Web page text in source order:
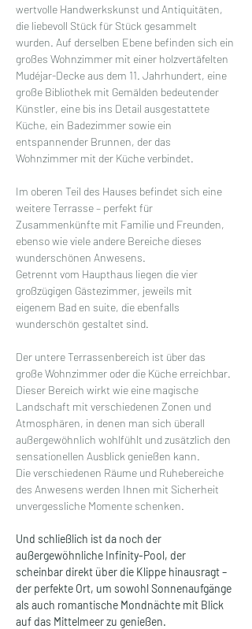
wertvolle Handwerkskunst und Antiquitäten,
die liebevoll Stück für Stück gesammelt
wurden. Auf derselben Ebene befinden sich ein
großes Wohnzimmer mit einer holzvertäfelten
Mudéjar-Decke aus dem 11. Jahrhundert, eine
große Bibliothek mit Gemälden bedeutender
Künstler, eine bis ins Detail ausgestattete
Küche, ein Badezimmer sowie ein
entspannender Brunnen, der das
Wohnzimmer mit der Küche verbindet.
Im oberen Teil des Hauses befindet sich eine
weitere Terrasse – perfekt für
Zusammenkünfte mit Familie und Freunden,
ebenso wie viele andere Bereiche dieses
wunderschönen Anwesens.
Getrennt vom Haupthaus liegen die vier
großzügigen Gästezimmer, jeweils mit
eigenem Bad en suite, die ebenfalls
wunderschön gestaltet sind.
Der untere Terrassenbereich ist über das
große Wohnzimmer oder die Küche erreichbar.
Dieser Bereich wirkt wie eine magische
Landschaft mit verschiedenen Zonen und
Atmosphären, in denen man sich überall
außergewöhnlich wohlfühlt und zusätzlich den
sensationellen Ausblick genießen kann.
Die verschiedenen Räume und Ruhebereiche
des Anwesens werden Ihnen mit Sicherheit
unvergessliche Momente schenken.
Und schließlich ist da noch der
außergewöhnliche Infinity-Pool, der
scheinbar direkt über die Klippe hinausragt –
der perfekte Ort, um sowohl Sonnenaufgänge
als auch romantische Mondnächte mit Blick
auf das Mittelmeer zu genießen.